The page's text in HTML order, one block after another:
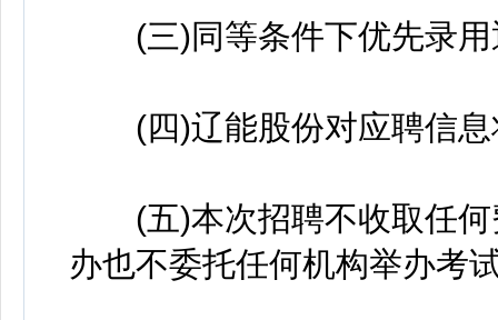
(三)同等条件下优先录用
(四)辽能股份对应聘信息
(五)本次招聘不收取任何
办也不委托任何机构举办考